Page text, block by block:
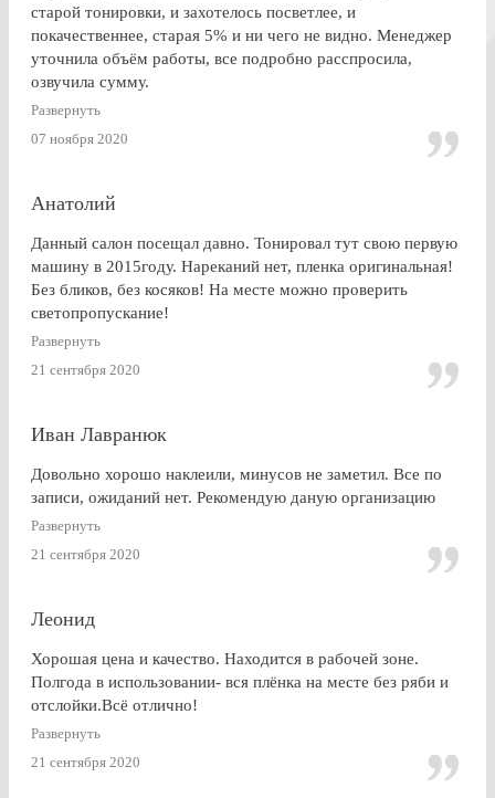
старой тонировки, и захотелось посветлее, и
покачественнее, старая 5% и ни чего не видно. Менеджер
уточнила объём работы, все подробно расспросила,
озвучила сумму.
По Работе и в целом претензии нет. Только опоздала к
завершении работ, машина ждала уже готовая меня. Жаль,
что заранее не позвонили.
Развернуть
07 ноября 2020
Анатолий
Данный салон посещал давно. Тонировал тут свою первую
машину в 2015году. Нареканий нет, пленка оригинальная!
Без бликов, без косяков! На месте можно проверить
светопропускание!
Развернуть
21 сентября 2020
Иван Лавранюк
Довольно хорошо наклеили, минусов не заметил. Все по
записи, ожиданий нет. Рекомендую даную организацию
Развернуть
21 сентября 2020
Леонид
Хорошая цена и качество. Находится в рабочей зоне.
Полгода в использовании- вся плёнка на месте без ряби и
отслойки.Всё отлично!
Развернуть
21 сентября 2020